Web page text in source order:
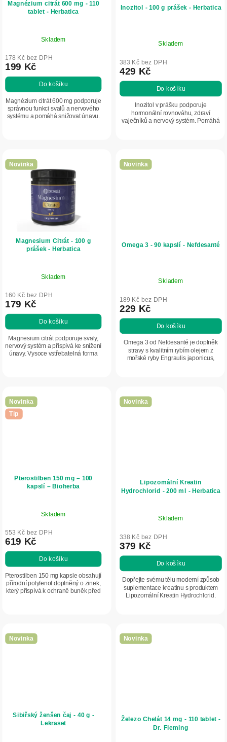
o
t
ů
Magnézium citrát 600 mg - 110
tablet - Herbatica
Skladem
178 Kč bez DPH
199 Kč
Do košíku
Magnézium citrát 600 mg podporuje
správnou funkci svalů a nervového
systému a pomáhá snižovat únavu.
Inozitol - 100 g prášek - Herbatica
Skladem
383 Kč bez DPH
429 Kč
Do košíku
Inozitol v prášku podporuje
hormonální rovnováhu, zdraví
vaječníků a nervový systém. Pomáhá
Novinka
Magnesium Citrát - 100 g
prášek - Herbatica
Skladem
160 Kč bez DPH
179 Kč
Do košíku
Magnesium citrát podporuje svaly,
nervový systém a přispívá ke snížení
únavy. Vysoce vstřebatelná forma
Novinka
Omega 3 - 90 kapslí - Nefdesanté
Skladem
189 Kč bez DPH
229 Kč
Do košíku
Omega 3 od Nefdesanté je doplněk
stravy s kvalitním rybím olejem z
mořské ryby Engraulis japonicus,
Novinka
Tip
Pterostilben 150 mg – 100
kapslí – Bioherba
Skladem
553 Kč bez DPH
619 Kč
Do košíku
Pterostilben 150 mg kapsle obsahují
přírodní polyfenol doplněný o zinek,
který přispívá k ochraně buněk před
Novinka
Lipozomální Kreatin
Hydrochlorid - 200 ml - Herbatica
Skladem
338 Kč bez DPH
379 Kč
Do košíku
Dopřejte svému tělu moderní způsob
suplementace kreatinu s produktem
Lipozomální Kreatin Hydrochlorid.
Novinka
Sibiřský ženšen čaj - 40 g -
Lekraset
Novinka
Železo Chelát 14 mg - 110 tablet -
Dr. Fleming